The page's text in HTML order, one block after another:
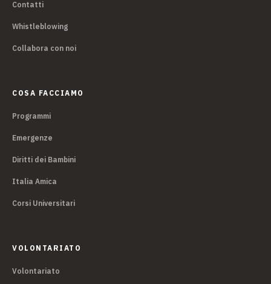
Contatti
Whistleblowing
Collabora con noi
COSA FACCIAMO
Programmi
Emergenze
Diritti dei Bambini
Italia Amica
Corsi Universitari
VOLONTARIATO
Volontariato